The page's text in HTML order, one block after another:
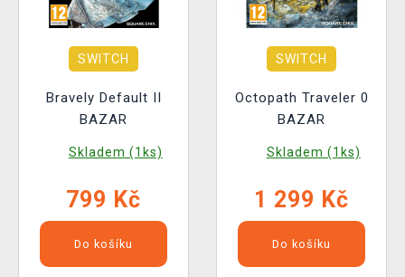
SWITCH
Bravely Default II
BAZAR
Skladem (1ks)
799 Kč
Do košíku
SWITCH
Octopath Traveler 0
BAZAR
Skladem (1ks)
1 299 Kč
Do košíku